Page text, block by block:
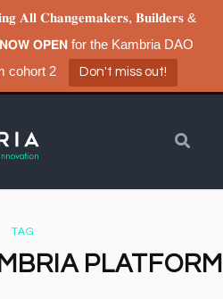
𝐀𝐥𝐥 𝐂𝐡𝐚𝐧𝐠𝐞𝐦𝐚𝐤𝐞𝐫𝐬, 𝐁𝐮𝐢𝐥𝐝𝐞𝐫𝐬 &
𝗡𝗢𝗪 𝗢𝗣𝗘𝗡 for the Kambria DAO
cohort 2
Don't miss out!
TAG
PLATFORM